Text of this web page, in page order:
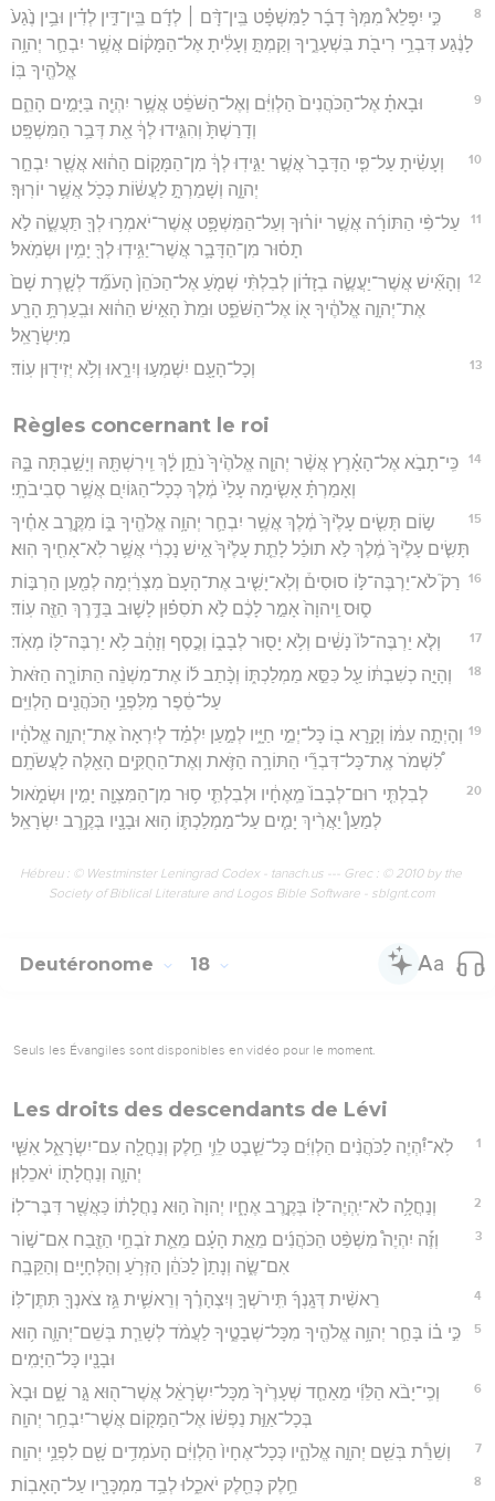
8
כִּ֣י יִפָּלֵא֩ מִמְּךָ֨ דָבָ֜ר לַמִּשְׁפָּ֗ט בֵּֽין־דָּ֨ם ׀ לְדָ֜ם בֵּֽין־דִּ֣ין לְדִ֗ין וּבֵ֥ין נֶ֙גַע֙
לָנֶ֔גַע דִּבְרֵ֥י רִיבֹ֖ת בִּשְׁעָרֶ֑יךָ וְקַמְתָּ֣ וְעָלִ֔יתָ אֶל־הַמָּק֔וֹם אֲשֶׁ֥ר יִבְחַ֛ר יְהוָ֥ה
אֱלֹהֶ֖יךָ בּֽוֹ׃
9
וּבָאתָ֗ אֶל־הַכֹּהֲנִים֙ הַלְוִיִּ֔ם וְאֶל־הַשֹּׁפֵ֔ט אֲשֶׁ֥ר יִהְיֶ֖ה בַּיָּמִ֣ים הָהֵ֑ם
וְדָרַשְׁתָּ֙ וְהִגִּ֣ידוּ לְךָ֔ אֵ֖ת דְּבַ֥ר הַמִּשְׁפָּֽט׃
10
וְעָשִׂ֗יתָ עַל־פִּ֤י הַדָּבָר֙ אֲשֶׁ֣ר יַגִּ֣ידֽוּ לְךָ֔ מִן־הַמָּק֣וֹם הַה֔וּא אֲשֶׁ֖ר יִבְחַ֣ר
יְהוָ֑ה וְשָׁמַרְתָּ֣ לַעֲשׂ֔וֹת כְּכֹ֖ל אֲשֶׁ֥ר יוֹרֽוּךָ׃
11
עַל־פִּ֨י הַתּוֹרָ֜ה אֲשֶׁ֣ר יוֹר֗וּךָ וְעַל־הַמִּשְׁפָּ֛ט אֲשֶׁר־יֹאמְר֥וּ לְךָ֖ תַּעֲשֶׂ֑ה לֹ֣א
תָס֗וּר מִן־הַדָּבָ֛ר אֲשֶׁר־יַגִּ֥ידֽוּ לְךָ֖ יָמִ֥ין וּשְׂמֹֽאל׃
12
וְהָאִ֞ישׁ אֲשֶׁר־יַעֲשֶׂ֣ה בְזָד֗וֹן לְבִלְתִּ֨י שְׁמֹ֤עַ אֶל־הַכֹּהֵן֙ הָעֹמֵ֞ד לְשָׁ֤רֶת שָׁם֙
אֶת־יְהוָ֣ה אֱלֹהֶ֔יךָ א֖וֹ אֶל־הַשֹּׁפֵ֑ט וּמֵת֙ הָאִ֣ישׁ הַה֔וּא וּבִֽעַרְתָּ֥ הָרָ֖ע
מִיִּשְׂרָאֵֽל׃
13 וְכָל־הָעָ֖ם יִשְׁמְע֣וּ וְיִרָ֑אוּ וְלֹ֥א יְזִיד֖וּן עֽוֹד׃
Règles concernant le roi
14
כִּֽי־תָבֹ֣א אֶל־הָאָ֗רֶץ אֲשֶׁ֨ר יְהוָ֤ה אֱלֹהֶ֙יךָ֙ נֹתֵ֣ן לָ֔ךְ וִֽירִשְׁתָּ֖הּ וְיָשַׁ֣בְתָּה בָּ֑הּ
וְאָמַרְתָּ֗ אָשִׂ֤ימָה עָלַי֙ מֶ֔לֶךְ כְּכָל־הַגּוֹיִ֖ם אֲשֶׁ֥ר סְבִיבֹתָֽי׃
15
שׂ֣וֹם תָּשִׂ֤ים עָלֶ֙יךָ֙ מֶ֔לֶךְ אֲשֶׁ֥ר יִבְחַ֛ר יְהוָ֥ה אֱלֹהֶ֖יךָ בּ֑וֹ מִקֶּ֣רֶב אַחֶ֗יךָ
תָּשִׂ֤ים עָלֶ֙יךָ֙ מֶ֔לֶךְ לֹ֣א תוּכַ֗ל לָתֵ֤ת עָלֶ֙יךָ֙ אִ֣ישׁ נָכְרִ֔י אֲשֶׁ֥ר לֹֽא־אָחִ֖יךָ הֽוּא׃
16
רַק֮ לֹא־יַרְבֶּה־לּ֣וֹ סוּסִים֒ וְלֹֽא־יָשִׁ֤יב אֶת־הָעָם֙ מִצְרַ֔יְמָה לְמַ֖עַן הַרְבּ֣וֹת
ס֑וּס וַֽיהוָה֙ אָמַ֣ר לָכֶ֔ם לֹ֣א תֹסִפ֗וּן לָשׁ֛וּב בַּדֶּ֥רֶךְ הַזֶּ֖ה עֽוֹד׃
17 וְלֹ֤א יַרְבֶּה־לּוֹ֙ נָשִׁ֔ים וְלֹ֥א יָס֖וּר לְבָב֑וֹ וְכֶ֣סֶף וְזָהָ֔ב לֹ֥א יַרְבֶּה־לּ֖וֹ מְאֹֽד׃
18
וְהָיָ֣ה כְשִׁבְתּ֔וֹ עַ֖ל כִּסֵּ֣א מַמְלַכְתּ֑וֹ וְכָ֨תַב ל֜וֹ אֶת־מִשְׁנֵ֨ה הַתּוֹרָ֤ה הַזֹּאת֙
עַל־סֵ֔פֶר מִלִּפְנֵ֥י הַכֹּהֲנִ֖ים הַלְוִיִּֽם׃
19 וְהָיְתָ֣ה עִמּ֔וֹ וְקָ֥רָא ב֖וֹ כָּל־יְמֵ֣י חַיָּ֑יו לְמַ֣עַן יִלְמַ֗ד לְיִרְאָה֙ אֶת־יְהוָ֣ה אֱלֹהָ֔יו
לִ֠שְׁמֹר אֶֽת־כָּל־דִּבְרֵ֞י הַתּוֹרָ֥ה הַזֹּ֛את וְאֶת־הַחֻקִּ֥ים הָאֵ֖לֶּה לַעֲשֹׂתָֽם׃
20
לְבִלְתִּ֤י רוּם־לְבָבוֹ֙ מֵֽאֶחָ֔יו וּלְבִלְתִּ֛י ס֥וּר מִן־הַמִּצְוָ֖ה יָמִ֣ין וּשְׂמֹ֑אול
לְמַעַן֩ יַאֲרִ֨יךְ יָמִ֧ים עַל־מַמְלַכְתּ֛וֹ ה֥וּא וּבָנָ֖יו בְּקֶ֥רֶב יִשְׂרָאֵֽל׃
Hébreu : © Westminster Leningrad Codex - tanach.us --- Grec : © 2010 by the
Society of Biblical Literature and Logos Bible Software - sblgnt.com
Deutéronome 18
Seuls les Évangiles sont disponibles en vidéo pour le moment.
Les droits des descendants de Lévi
1
לֹֽא־יִ֠הְיֶה לַכֹּהֲנִ֨ים הַלְוִיִּ֜ם כָּל־שֵׁ֧בֶט לֵוִ֛י חֵ֥לֶק וְנַחֲלָ֖ה עִם־יִשְׂרָאֵ֑ל אִשֵּׁ֧י
יְהוָ֛ה וְנַחֲלָת֖וֹ יֹאכֵלֽוּן׃
2 וְנַחֲלָ֥ה לֹא־יִֽהְיֶה־לּ֖וֹ בְּקֶ֣רֶב אֶחָ֑יו יְהוָה֙ ה֣וּא נַחֲלָת֔וֹ כַּאֲשֶׁ֖ר דִּבֶּר־לֽוֹ׃
3
וְזֶ֡ה יִהְיֶה֩ מִשְׁפַּ֨ט הַכֹּהֲנִ֜ים מֵאֵ֣ת הָעָ֗ם מֵאֵ֛ת זֹבְחֵ֥י הַזֶּ֖בַח אִם־שׁ֣וֹר
אִם־שֶׂ֑ה וְנָתַן֙ לַכֹּהֵ֔ן הַזְּרֹ֥עַ וְהַלְּחָיַ֖יִם וְהַקֵּבָֽה׃
4 רֵאשִׁ֨ית דְּגָֽנְךָ֜ תִּֽירֹשְׁךָ֣ וְיִצְהָרֶ֗ךָ וְרֵאשִׁ֛ית גֵּ֥ז צֹאנְךָ֖ תִּתֶּן־לּֽוֹ׃
5
כִּ֣י ב֗וֹ בָּחַ֛ר יְהוָ֥ה אֱלֹהֶ֖יךָ מִכָּל־שְׁבָטֶ֑יךָ לַעֲמֹ֨ד לְשָׁרֵ֧ת בְּשֵׁם־יְהוָ֛ה ה֥וּא
וּבָנָ֖יו כָּל־הַיָּמִֽים׃
6
וְכִֽי־יָבֹ֨א הַלֵּוִ֜י מֵאַחַ֤ד שְׁעָרֶ֙יךָ֙ מִכָּל־יִשְׂרָאֵ֔ל אֲשֶׁר־ה֖וּא גָּ֣ר שָׁ֑ם וּבָא֙
בְּכָל־אַוַּ֣ת נַפְשׁ֔וֹ אֶל־הַמָּק֖וֹם אֲשֶׁר־יִבְחַ֥ר יְהוָֽה׃
7 וְשֵׁרֵ֕ת בְּשֵׁ֖ם יְהוָ֣ה אֱלֹהָ֑יו כְּכָל־אֶחָיו֙ הַלְוִיִּ֔ם הָעֹמְדִ֥ים שָׁ֖ם לִפְנֵ֥י יְהוָֽה׃
8 חֵ֥לֶק כְּחֵ֖לֶק יֹאכֵ֑לוּ לְבַ֥ד מִמְכָּרָ֖יו עַל־הָאָבֽוֹת׃